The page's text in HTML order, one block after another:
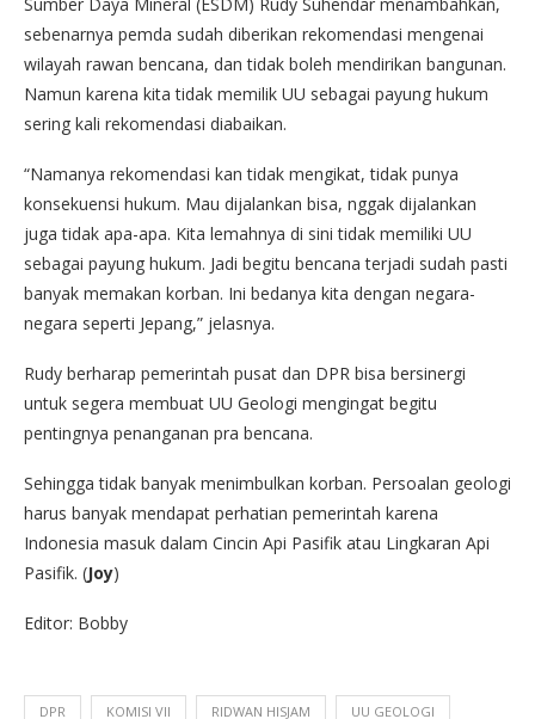
sebenarnya pemda sudah diberikan rekomendasi mengenai
wilayah rawan bencana, dan tidak boleh mendirikan bangunan.
Namun karena kita tidak memilik UU sebagai payung hukum
sering kali rekomendasi diabaikan.
“Namanya rekomendasi kan tidak mengikat, tidak punya
konsekuensi hukum. Mau dijalankan bisa, nggak dijalankan
juga tidak apa-apa. Kita lemahnya di sini tidak memiliki UU
sebagai payung hukum. Jadi begitu bencana terjadi sudah pasti
banyak memakan korban. Ini bedanya kita dengan negara-
negara seperti Jepang,” jelasnya.
Rudy berharap pemerintah pusat dan DPR bisa bersinergi
untuk segera membuat UU Geologi mengingat begitu
pentingnya penanganan pra bencana.
Sehingga tidak banyak menimbulkan korban. Persoalan geologi
harus banyak mendapat perhatian pemerintah karena
Indonesia masuk dalam Cincin Api Pasifik atau Lingkaran Api
Pasifik. (Joy)
Editor: Bobby
DPR KOMISI VII RIDWAN HISJAM UU GEOLOGI